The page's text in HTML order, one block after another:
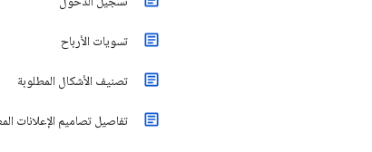
تسويات الأرباح
تصنيف الأشكال المطلوبة
تفاصيل تصاميم الإعلانات